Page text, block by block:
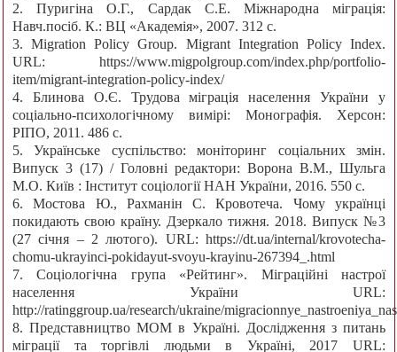
2. Пуригіна О.Г., Сардак С.Е. Міжнародна міграція:
Навч.посіб. К.: ВЦ «Академія», 2007. 312 с.
3. Migration Policy Group. Migrant Integration Policy Index.
URL: https://www.migpolgroup.com/index.php/portfolio-
item/migrant-integration-policy-index/
4. Блинова О.Є. Трудова міграція населення України у
соціально-психологічному вимірі: Монографія. Херсон:
РІПО, 2011. 486 с.
5. Українське суспільство: моніторинг соціальних змін.
Випуск 3 (17) / Головні редактори: Ворона В.М., Шульга
М.О. Київ : Інститут соціології НАН України, 2016. 550 с.
6. Мостова Ю., Рахманін С. Кровотеча. Чому українці
покидають свою країну. Дзеркало тижня. 2018. Випуск №3
(27 січня – 2 лютого). URL: https://dt.ua/internal/krovotecha-
chomu-ukrayinci-pokidayut-svoyu-krayinu-267394_.html
7. Соціологічна група «Рейтинг». Міграційні настрої
населення України URL:
http://ratinggroup.ua/research/ukraine/
8. Представництво МОМ в Україні. Дослідження з питань
міграції та торгівлі людьми в Україні, 2017 URL: